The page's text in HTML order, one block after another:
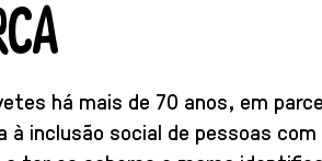
há mais de 70 anos, em
inclusão social de pessoas